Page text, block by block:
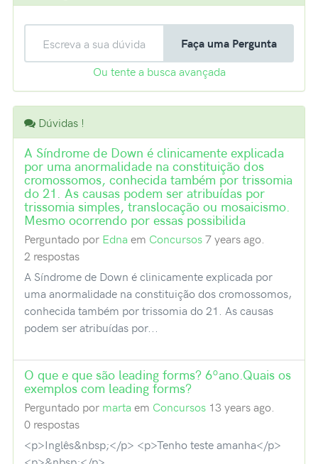
Faça uma Pergunta
Ou tente a busca avançada
Dúvidas !
A Síndrome de Down é clinicamente explicada
por uma anormalidade na constituição dos
cromossomos, conhecida também por trissomia
do 21. As causas podem ser atribuídas por
trissomia simples, translocação ou mosaicismo.
Mesmo ocorrendo por essas possibilida
Perguntado por Ednaem Concursos7 years ago.
2 respostas
A Síndrome de Down é clinicamente explicada por
uma anormalidade na constituição dos cromossomos,
conhecida também por trissomia do 21. As causas
podem ser atribuídas por...
O que e que são leading forms? 6ºano.Quais os
exemplos com leading forms?
Perguntado por martaem Concursos 13 years ago.
0 respostas
<p>Inglês&nbsp;</p> <p>Tenho teste amanha</p>